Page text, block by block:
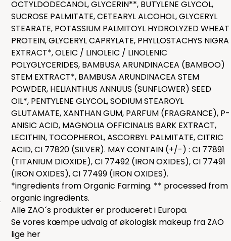
OCTYLDODECANOL, GLYCERIN**, BUTYLENE GLYCOL,
SUCROSE PALMITATE, CETEARYL ALCOHOL, GLYCERYL
STEARATE, POTASSIUM PALMITOYL HYDROLYZED WHEAT
PROTEIN, GLYCERYL CAPRYLATE, PHYLLOSTACHYS NIGRA
EXTRACT*, OLEIC / LINOLEIC / LINOLENIC
POLYGLYCERIDES, BAMBUSA ARUNDINACEA (BAMBOO)
STEM EXTRACT*, BAMBUSA ARUNDINACEA STEM
POWDER, HELIANTHUS ANNUUS (SUNFLOWER) SEED
OIL*, PENTYLENE GLYCOL, SODIUM STEAROYL
GLUTAMATE, XANTHAN GUM, PARFUM (FRAGRANCE), P-
ANISIC ACID, MAGNOLIA OFFICINALIS BARK EXTRACT,
LECITHIN, TOCOPHEROL, ASCORBYL PALMITATE, CITRIC
ACID, CI 77820 (SILVER). MAY CONTAIN (+/-) : CI 77891
(TITANIUM DIOXIDE), CI 77492 (IRON OXIDES), CI 77491
(IRON OXIDES), CI 77499 (IRON OXIDES).
*ingredients from Organic Farming. ** processed from
organic ingredients.
Alle ZAO´s produkter er produceret i Europa.
Se vores kæmpe udvalg af økologisk makeup fra ZAO
lige her